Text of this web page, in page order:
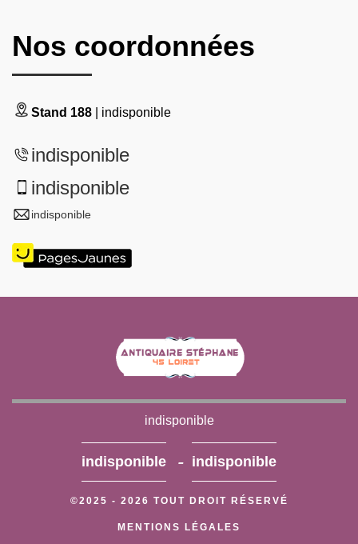
Nos coordonnées
Stand 188 | indisponible
indisponible
indisponible
indisponible
indisponible
indisponible - indisponible
©2025 - 2026 TOUT DROIT RÉSERVÉ
MENTIONS LÉGALES